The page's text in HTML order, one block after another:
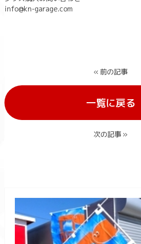
info@kn-garage.com
« 前の記事
一覧に戻る
次の記事 »